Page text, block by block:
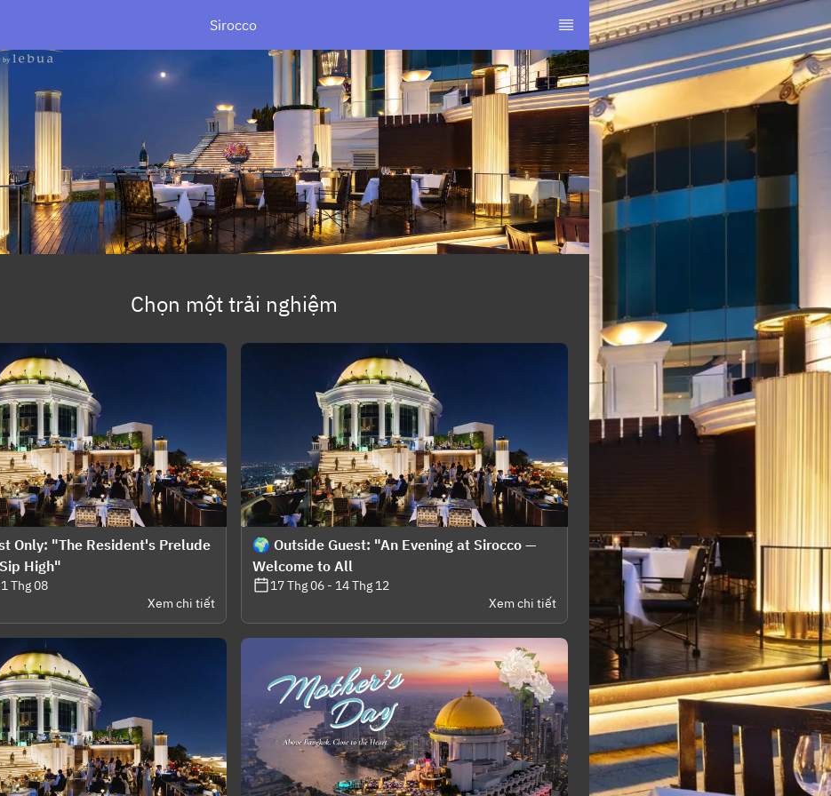
Sirocco
Chọn một trải nghiệm
Only: "The Resident's Prelude
High"
Thg 08
Xem chi tiết
🌍 Outside Guest: "An Evening at Sirocco —
Welcome to All
17 Thg 06 - 14 Thg 12
Xem chi tiết